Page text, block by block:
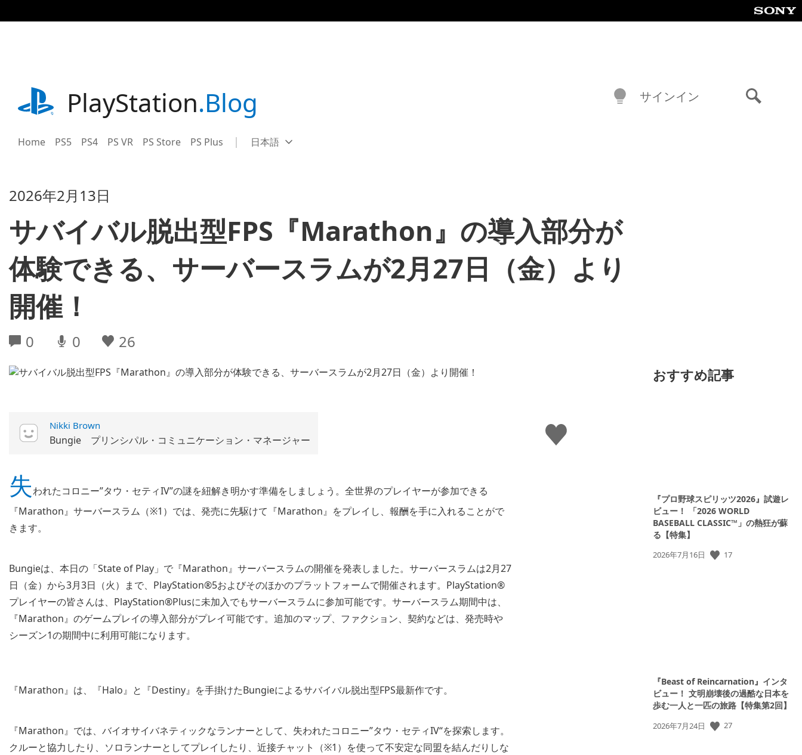
事
playstation.comPlayStation.Blog
Home PS5 PS4 PS VR PS Store PS Plus Select
Current
日本語
サインイン
2026年2月13日
サバイバル脱出型FPS『Marathon』の導入部分が
体験できる、サーバースラムが2月27日（金）より
開催！
0 0 26
い
い
ね
Nikki Brown
Bungie プリンシパル・コミュニケーション・マネージャー
失われたコロニー”タウ・セティIV”の謎を紐解き明かす準備をしましょう。全世界のプレイヤーが参加できる
『Marathon』サーバースラム（※1）では、発売に先駆けて『Marathon』をプレイし、報酬を手に入れることがで
きます。
Bungieは、本日の「State of Play」で『Marathon』サーバースラムの開催を発表しました。サーバースラムは2月27
日（金）から3月3日（火）まで、PlayStation®5およびそのほかのプラットフォームで開催されます。PlayStation®
プレイヤーの皆さんは、PlayStation®Plusに未加入でもサーバースラムに参加可能です。サーバースラム期間中は、
『Marathon』のゲームプレイの導入部分がプレイ可能です。追加のマップ、ファクション、契約などは、発売時や
シーズン1の期間中に利用可能になります。
download
image
『Marathon』は、『Halo』と『Destiny』を手掛けたBungieによるサバイバル脱出型FPS最新作です。
『Marathon』では、バイオサイバネティックなランナーとして、失われたコロニー”タウ・セティIV“を探索します。
クルーと協力したり、ソロランナーとしてプレイしたり、近接チャット（※1）を使って不安定な同盟を結んだりしな
おすすめ記事
『プロ野球スピリッツ2026』試遊レ
ビュー！ 「2026 WORLD
BASEBALL CLASSIC™」の熱狂が蘇
る【特集】
公
2026年7月16日 17
『Beast of Reincarnation』インタ
ビュー！ 文明崩壊後の過酷な日本を
歩む一人と一匹の旅路【特集第2回】
公
2026年7月24日 27